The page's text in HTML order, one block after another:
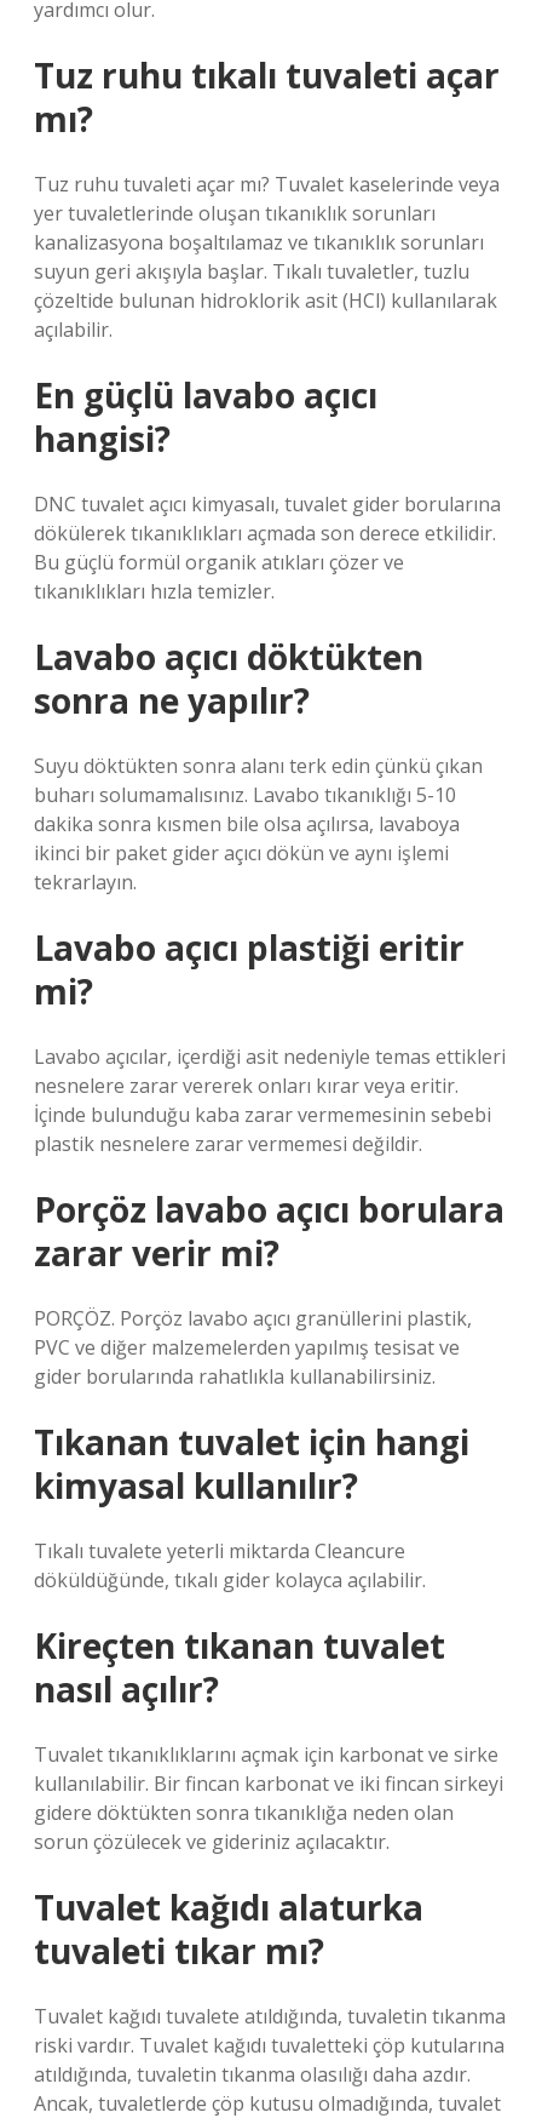
yardımcı olur.
Tuz ruhu tıkalı tuvaleti açar
mı?
Tuz ruhu tuvaleti açar mı? Tuvalet kaselerinde veya
yer tuvaletlerinde oluşan tıkanıklık sorunları
kanalizasyona boşaltılamaz ve tıkanıklık sorunları
suyun geri akışıyla başlar. Tıkalı tuvaletler, tuzlu
çözeltide bulunan hidroklorik asit (HCl) kullanılarak
açılabilir.
En güçlü lavabo açıcı
hangisi?
DNC tuvalet açıcı kimyasalı, tuvalet gider borularına
dökülerek tıkanıklıkları açmada son derece etkilidir.
Bu güçlü formül organik atıkları çözer ve
tıkanıklıkları hızla temizler.
Lavabo açıcı döktükten
sonra ne yapılır?
Suyu döktükten sonra alanı terk edin çünkü çıkan
buharı solumamalısınız. Lavabo tıkanıklığı 5-10
dakika sonra kısmen bile olsa açılırsa, lavaboya
ikinci bir paket gider açıcı dökün ve aynı işlemi
tekrarlayın.
Lavabo açıcı plastiği eritir
mi?
Lavabo açıcılar, içerdiği asit nedeniyle temas ettikleri
nesnelere zarar vererek onları kırar veya eritir.
İçinde bulunduğu kaba zarar vermemesinin sebebi
plastik nesnelere zarar vermemesi değildir.
Porçöz lavabo açıcı borulara
zarar verir mi?
PORÇÖZ. Porçöz lavabo açıcı granüllerini plastik,
PVC ve diğer malzemelerden yapılmış tesisat ve
gider borularında rahatlıkla kullanabilirsiniz.
Tıkanan tuvalet için hangi
kimyasal kullanılır?
Tıkalı tuvalete yeterli miktarda Cleancure
döküldüğünde, tıkalı gider kolayca açılabilir.
Kireçten tıkanan tuvalet
nasıl açılır?
Tuvalet tıkanıklıklarını açmak için karbonat ve sirke
kullanılabilir. Bir fincan karbonat ve iki fincan sirkeyi
gidere döktükten sonra tıkanıklığa neden olan
sorun çözülecek ve gideriniz açılacaktır.
Tuvalet kağıdı alaturka
tuvaleti tıkar mı?
Tuvalet kağıdı tuvalete atıldığında, tuvaletin tıkanma
riski vardır. Tuvalet kağıdı tuvaletteki çöp kutularına
atıldığında, tuvaletin tıkanma olasılığı daha azdır.
Ancak, tuvaletlerde çöp kutusu olmadığında, tuvalet